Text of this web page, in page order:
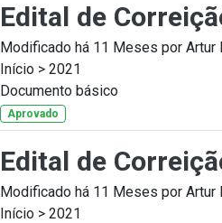
Edital de
Modificado há 11 Meses por Artur
Início > 2021
Documento básico
Aprovado
Edital de
Modificado há 11 Meses por Artur
Início > 2021